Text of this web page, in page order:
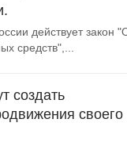
действует закон
средств",...
создать
своего